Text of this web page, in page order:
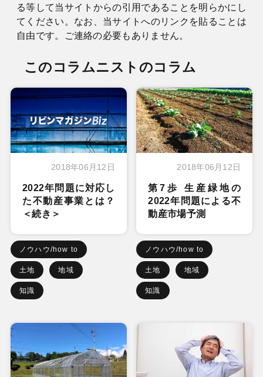
る等して当サイトからの引用であることを明らかにし
てください。なお、当サイトへのリンクを貼ることは
自由です。ご連絡の必要もありません。
このコラムニストのコラム
2018年06月12日
2022年問題に対応し
た不動産事業とは？
＜続き＞
ノウハウ/how to
土地 地域
知識
2018年06月12日
第7歩 生産緑地の
2022年問題による不
動産市場予測
ノウハウ/how to
土地 地域
知識